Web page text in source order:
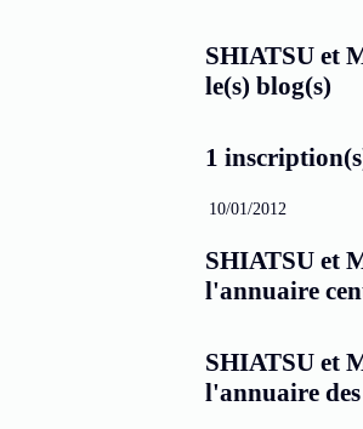
SHIATSU et
le(s) blog(s)
1
10/01/2012
SHIATSU et
l'annuaire
SHIATSU et
l'annuaire